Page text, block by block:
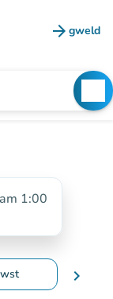
arrow_forward gweld
(tab
1:00
dyddiadau chevron_right